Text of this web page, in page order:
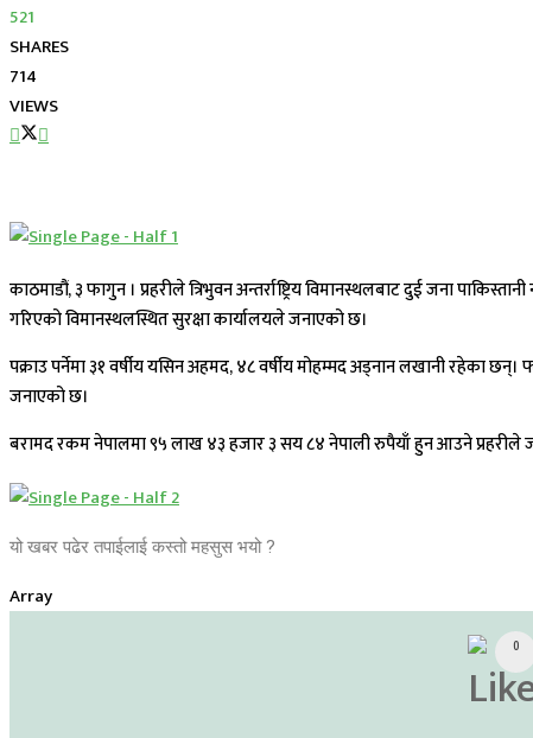
521
SHARES
714
VIEWS
काठमाडौं, ३ फागुन । प्रहरीले त्रिभुवन अन्तर्राष्ट्रिय विमानस्थलबाट दुई जना
गरिएको विमानस्थलस्थित सुरक्षा कार्यालयले जनाएको छ।
पक्राउ पर्नेमा ३१ वर्षीय यसिन अहमद, ४८ वर्षीय मोहम्मद अड्नान लखानी रहेका
जनाएको छ।
बरामद रकम नेपालमा ९५ लाख ४३ हजार ३ सय ८४ नेपाली रुपैयाँ हुन आउने
यो खबर पढेर तपाईलाई कस्तो महसुस भयो ?
Array
0